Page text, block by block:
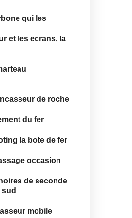
qui les
et les ecrans, la
de roche
du fer
la bote de fer
occasion
de seconde
mobile